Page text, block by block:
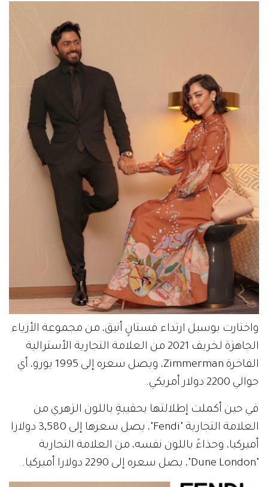
واختارت بوسيل ارتداء فستانٍ أنيق، من مجموعة الأزياء
الجاهزة لخريف 2021 من العلامة التجارية الأسترالية
الفاخرة Zimmerman، ويصل سعره إلى 1995 يورو، أي
حوالي 2200 دولار أمريكي.
في حين أكملت إطلالتها بحقيبةٍ باللون الزهري من
العلامة التجارية "Fendi"، يصل سعرها إلى 3,580 دولارا
أميركيا، وحذاءً باللون نفسه، من العلامة التجارية
"Dune London"، يصل سعره إلى 2290 دولارا أميركيا.